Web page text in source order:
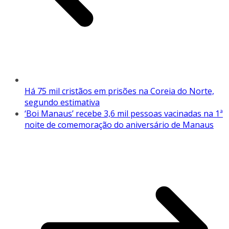
Há 75 mil cristãos em prisões na Coreia do Norte,
segundo estimativa
‘Boi Manaus’ recebe 3,6 mil pessoas vacinadas na 1ª
noite de comemoração do aniversário de Manaus